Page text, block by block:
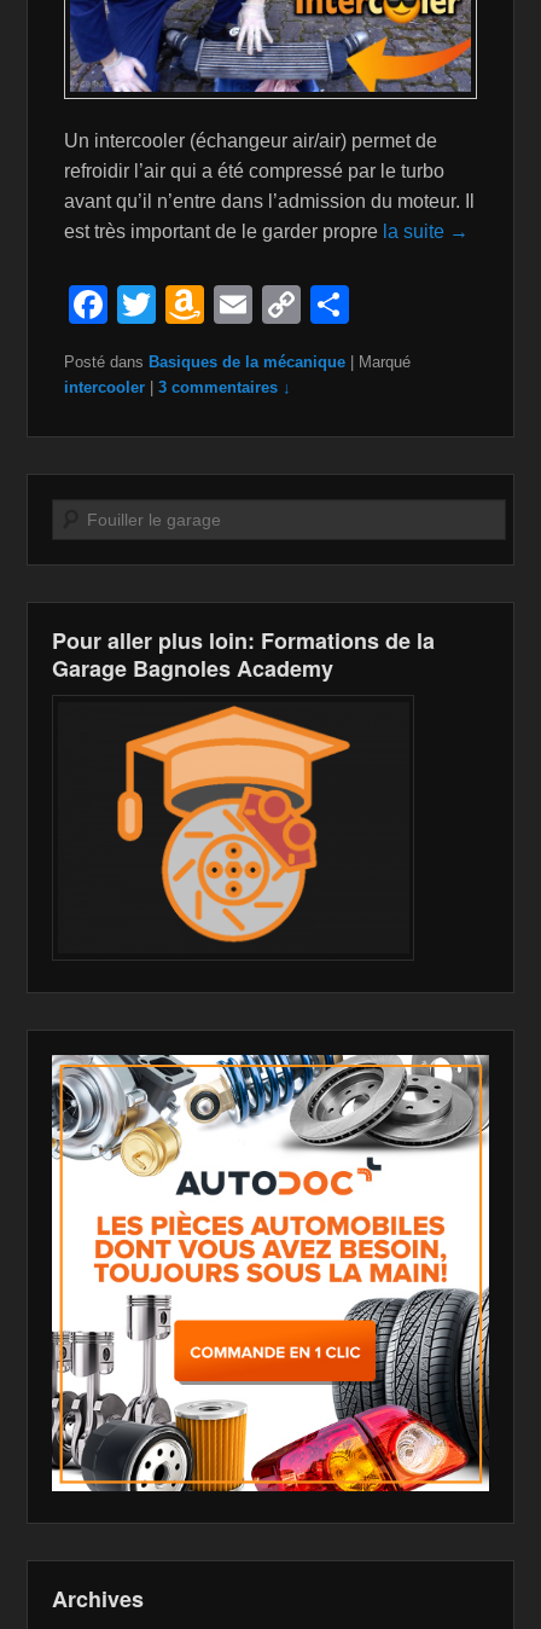
Un intercooler (échangeur air/air) permet de
refroidir l’air qui a été compressé par le turbo
avant qu’il n’entre dans l’admission du moteur. Il
est très important de le garder propre la suite →
F
c
o
o
k
T
tt
A
a
n
W
is
h
Li
st
E
m
ail
C
p
n
k
ta
Posté dans Basiques de la mécanique
Marqué
intercooler
|3 commentaires ↓
Recherche
Pour aller plus loin: Formations de la
Garage Bagnoles Academy
Archives